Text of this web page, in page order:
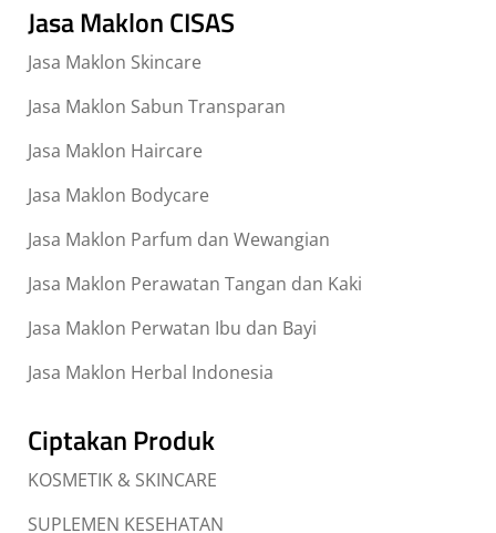
Jasa Maklon CISAS
Jasa Maklon Skincare
Jasa Maklon Sabun Transparan
Jasa Maklon Haircare
Jasa Maklon Bodycare
Jasa Maklon Parfum dan Wewangian
Jasa Maklon Perawatan Tangan dan Kaki
Jasa Maklon Perwatan Ibu dan Bayi
Jasa Maklon Herbal Indonesia
Ciptakan Produk
KOSMETIK & SKINCARE
SUPLEMEN KESEHATAN